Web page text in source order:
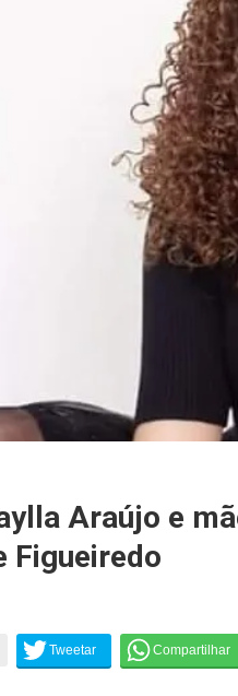
Araújo e
Figueiredo